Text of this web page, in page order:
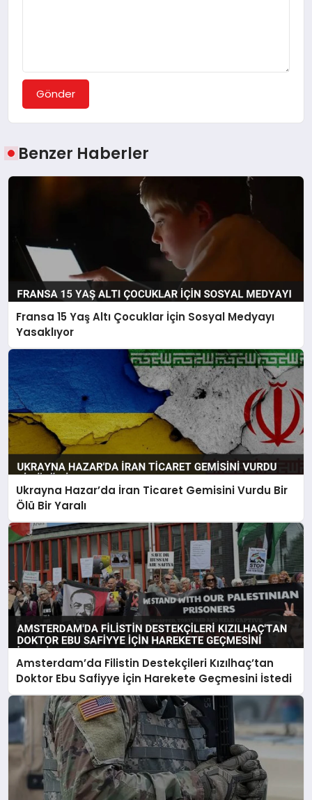
Gönder
Benzer Haberler
Fransa 15 Yaş Altı Çocuklar İçin Sosyal Medyayı
Yasaklıyor
Ukrayna Hazar’da İran Ticaret Gemisini Vurdu Bir
Ölü Bir Yaralı
Amsterdam’da Filistin Destekçileri Kızılhaç’tan
Doktor Ebu Safiyye İçin Harekete Geçmesini İstedi